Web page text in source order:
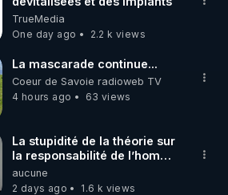
http://rgnr.li/lechoubrave
l’application de méditation et
:
https://www.envol.app/code
TrueMedia
One day ago
2.2 k views
La mascarade continue...
Coeur de Savoie radioweb TV
4 hours ago
63 views
La stupidité de la théorie sur
la responsabilité de l’homme
concernant le dioxyde de
carbone.
aucune
2 days ago
1.6 k views